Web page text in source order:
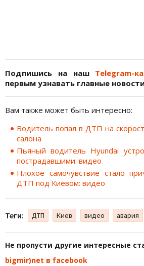
Подпишись на наш Telegram-
первым узнавать главные
Вам также может быть интересно:
Водитель попал в ДТП на
салона
Пьяный водитель Hyundai
пострадавшими: видео
Плохое самочувствие стало
ДТП под Киевом: видео
Теги: ДТП Киев видео авария
Не пропусти другие интересные
bigmir)net в facebook